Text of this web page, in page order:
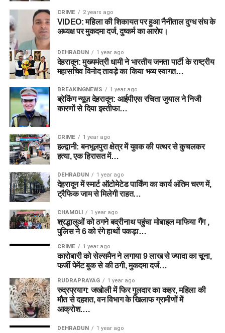
CRIME 2 years ago
VIDEO: महिला की शिकायत पर हुआ नैनीताल दुग्ध संघ के
अध्यक्ष पर मुकदमा दर्ज, दुष्कर्म का आरोप।
DEHRADUN 1 year ago
देहरादून: मुख्यमंत्री धामी ने भारतीय जनता पार्टी के राष्ट्रीय
महासचिव विनोद तावड़े का किया भव्य स्वागत…
BREAKINGNEWS 1 year ago
ब्रेकिंग न्यूज़ देहरादून: आईपीएस रचिता जुयाल ने निजी
कारणों से दिया इस्तीफा…
CRIME 1 year ago
हल्द्वानी: बनभूलपुरा क्षेत्र में युवक की पत्थर से कुचलकर
हत्या, एक हिरासत में…
DEHRADUN 1 year ago
देहरादून में स्मार्ट ऑटोमेटेड पार्किंग का कार्य अंतिम चरण में,
ट्रैफिक जाम से मिलेगी राहत…
CHAMOLI 1 year ago
श्रद्धालुओं को ठगने बद्रीनाथ पहुंचा मोबाइल माफिया गैंग ,
पुलिस ने 6 को रंगे हाथों पकड़ा…
CRIME 1 year ago
कारोबारी को सेल्समैन ने लगाया 9 लाख से ज्यादा का चूना,
फर्जी पेमेंट बुक से की ठगी, मुकदमा दर्ज…
RUDRAPRAYAG 1 year ago
रुद्रप्रयाग: जखोली में फिर गुलदार का कहर, महिला की
मौत से दहशत, वन विभाग के खिलाफ ग्रामीणों में
आक्रोश….
DEHRADUN 1 year ago